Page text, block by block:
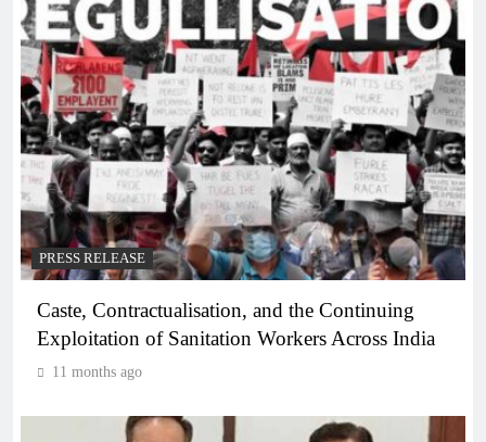
PRESS RELEASE
Caste, Contractualisation, and the Continuing
Exploitation of Sanitation Workers Across India
11 months ago